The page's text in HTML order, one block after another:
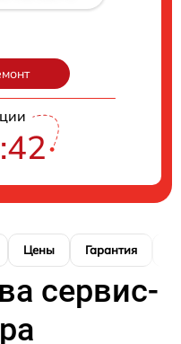
Цены Гарантия
сервис-